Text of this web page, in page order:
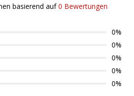
basierend auf0 Bewertungen
0%
0%
0%
0%
0%